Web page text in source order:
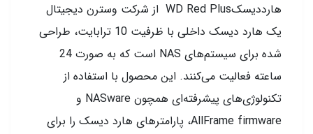
هارددیسکWD Red Plus از شرکت وسترن دیجیتال
یک هارد دیسک داخلی با ظرفیت 10 ترابایت، طراحی
شده برای سیستم‌های NAS است که به صورت 24
ساعته فعالیت می‌کنند. این محصول با استفاده از
تکنولوژی‌های پیشرفته‌ای همچون NASware و
AllFrame firmware، پارامترهای هارد دیسک را برای